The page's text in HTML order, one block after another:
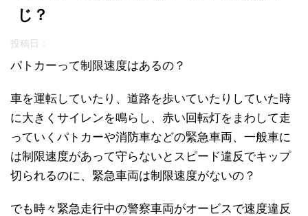
じ？
投稿日：
パトカーって制限速度はあるの？
車を運転していたり、道路を歩いていたりしていた時
に大きくサイレンを鳴らし、赤い回転灯をまわして走
っていくパトカーや消防車などの緊急車両、一般車に
は制限速度があって守らないとスピード違反でキップ
切られるのに、緊急車両は制限速度がないの？
でも時々緊急走行中の警察車両がオービスで速度違反